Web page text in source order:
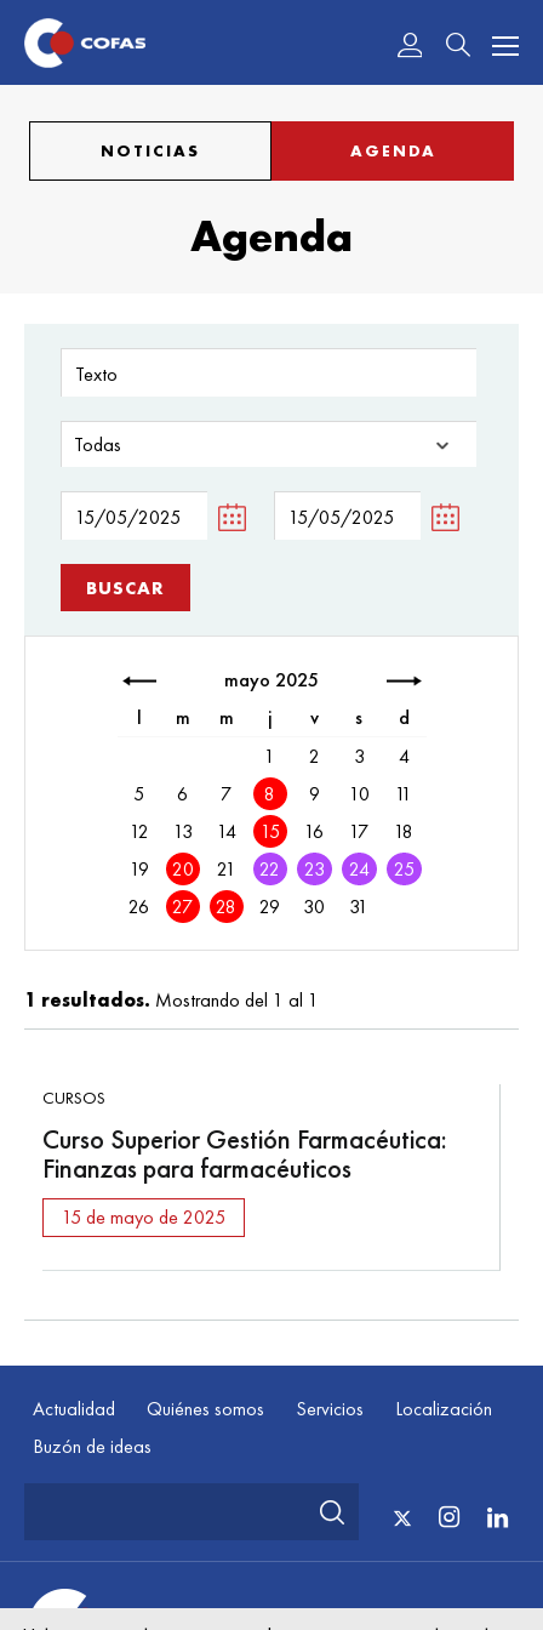
NOTICIAS AGENDA
Agenda
mayo 2025
l
m m j v s
d
1
2 3
4
5
6 7 8 9 10
11
12
13 14 15 16 17
18
19
20 21 22 23 24
25
26
27 28 29 30 31
1 resultados. Mostrando del 1 al 1
CURSOS
Curso Superior Gestión Farmacéutica:
Finanzas para farmacéuticos
15 de mayo de 2025
Actualidad Quiénes somos Servicios
Localización
Buzón de ideas
© Cooperativa Farmacéutica Asturiana Sat Aug 08